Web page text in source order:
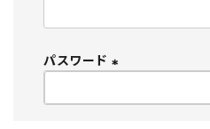
必
)
パスワード
必